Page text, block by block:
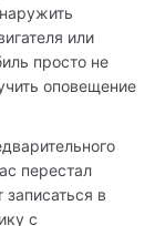
или
просто не
оповещение
перестал
в
с